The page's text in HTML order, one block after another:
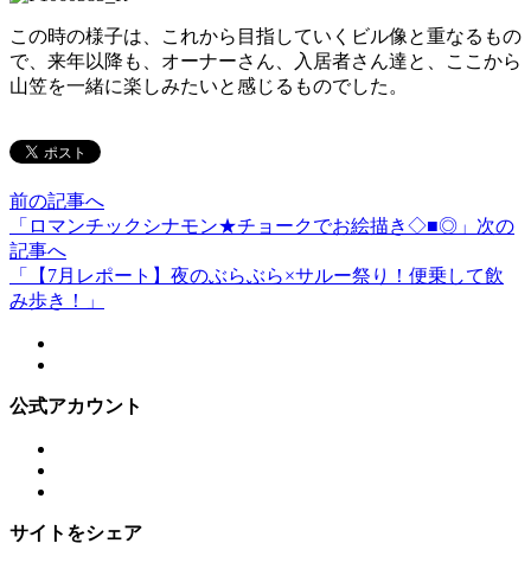
この時の様子は、これから目指していくビル像と重なるもの
で、来年以降も、オーナーさん、入居者さん達と、ここから
山笠を一緒に楽しみたいと感じるものでした。
前の記事へ
「ロマンチックシナモン★チョークでお絵描き◇■◎」 次の
記事へ
「【7月レポート】夜のぶらぶら×サルー祭り！便乗して飲
み歩き！」
公式アカウント
サイトをシェア